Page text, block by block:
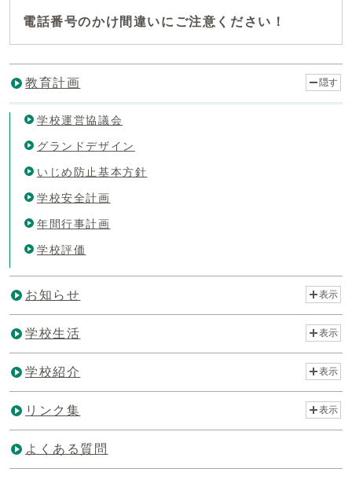
電話番号のかけ間違いにご注意ください！
教育計画 隠す
学校運営協議会
グランドデザイン
いじめ防止基本方針
学校安全計画
年間行事計画
学校評価
お知らせ 表示
学校生活 表示
学校紹介 表示
リンク集 表示
よくある質問